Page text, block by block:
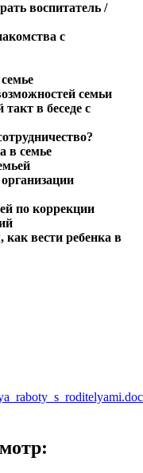
воспитатель /
с
семьи
в беседе с
в семье
по коррекции
вести ребенка в